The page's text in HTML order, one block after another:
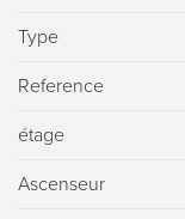
Type
Reference
étage
Ascenseur